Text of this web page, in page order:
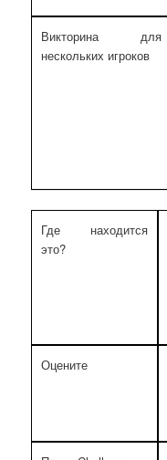
Викторина для
нескольких игроков
Где находится
это?
Оцените